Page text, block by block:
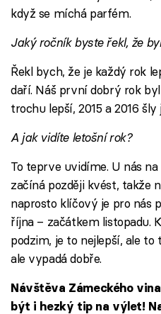
když se míchá parfém.
Jaký ročník byste řekl, že
Řekl bych, že je každý rok
daří. Náš první dobrý rok
trochu lepší, 2015 a 2016
A jak vidíte letošní rok?
To teprve uvidíme. U nás
začíná později kvést, takže
naprosto klíčový je pro nás
října – začátkem listopadu.
podzim, je to nejlepší, ale
ale vypadá dobře.
Návštěva Zámeckého
být i hezký tip na výlet!